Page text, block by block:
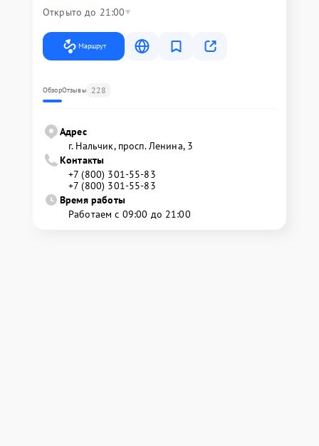
Открыто до 21:00
Маршрут
ОбзорОтзывы 228
Адрес
г. Нальчик, просп. Ленина, 3
Контакты
+7 (800) 301-55-83
+7 (800) 301-55-83
Время работы
Работаем с 09:00 до 21:00